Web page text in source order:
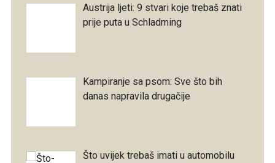
Austrija ljeti: 9 stvari koje trebaš znati
prije puta u Schladming
Kampiranje sa psom: Sve što bih
danas napravila drugačije
Što uvijek trebaš imati u automobilu